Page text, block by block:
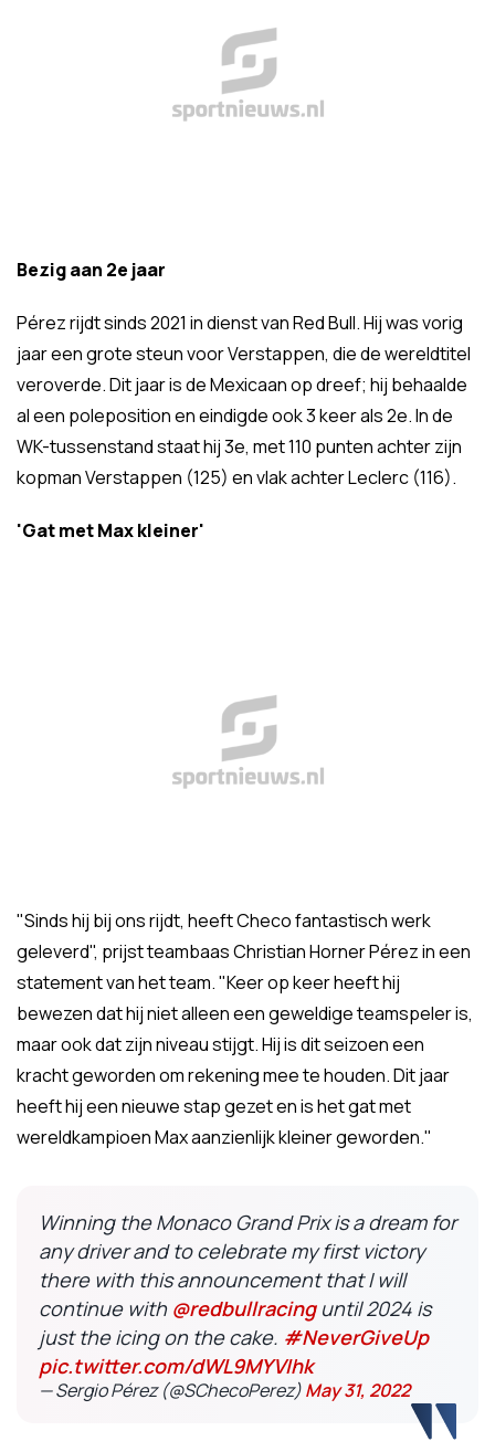
Bezig aan 2e jaar
Pérez rijdt sinds 2021 in dienst van Red Bull. Hij was vorig
jaar een grote steun voor Verstappen, die de wereldtitel
veroverde. Dit jaar is de Mexicaan op dreef; hij behaalde
al een poleposition en eindigde ook 3 keer als 2e. In de
WK-tussenstand staat hij 3e, met 110 punten achter zijn
kopman Verstappen (125) en vlak achter Leclerc (116).
'Gat met Max kleiner'
"Sinds hij bij ons rijdt, heeft Checo fantastisch werk
geleverd", prijst teambaas Christian Horner Pérez in een
statement van het team. "Keer op keer heeft hij
bewezen dat hij niet alleen een geweldige teamspeler is,
maar ook dat zijn niveau stijgt. Hij is dit seizoen een
kracht geworden om rekening mee te houden. Dit jaar
heeft hij een nieuwe stap gezet en is het gat met
wereldkampioen Max aanzienlijk kleiner geworden."
Winning the Monaco Grand Prix is a dream for
any driver and to celebrate my first victory
there with this announcement that I will
continue with @redbullracinguntil 2024 is
just the icing on the cake. #NeverGiveUp
pic.twitter.com/dWL9MYVIhk
— Sergio Pérez (@SChecoPerez)May 31, 2022